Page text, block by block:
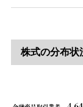
株式の分布状